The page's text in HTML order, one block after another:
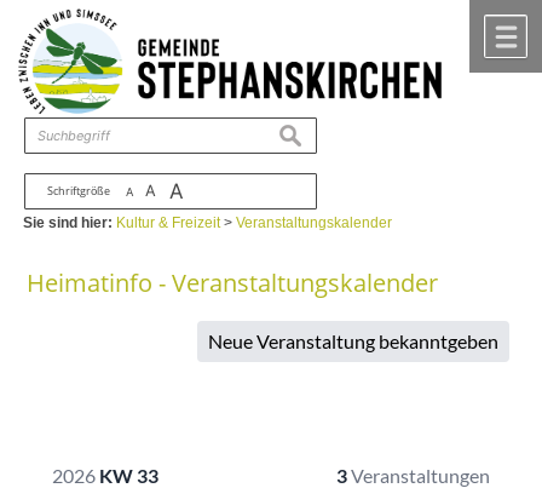
Zum Inhalt ,zur Navigation
Schriftgröße A A A
suchen
Sie sind hier: Kultur & Freizeit>Veranstaltungskalender
Heimatinfo - Veranstaltungskalender